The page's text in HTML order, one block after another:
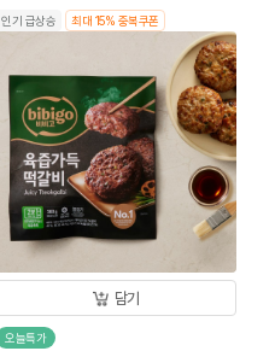
인기 급상승 최대 15% 중복쿠폰
담기
오늘특가